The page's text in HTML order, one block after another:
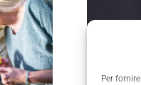
Per